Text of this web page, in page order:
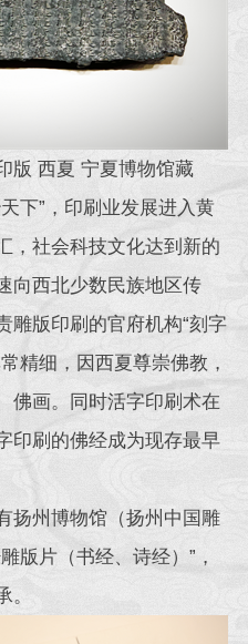
版 西夏 宁夏博物馆藏
下”，印刷业发展进入黄
，社会科技文化达到新的
向西北少数民族地区传
雕版印刷的官府机构“刻字
精细，因西夏尊崇佛教，
佛画。同时活字印刷术在
印刷的佛经成为现存最早
扬州博物馆（扬州中国雕
版片（书经、诗经）”，